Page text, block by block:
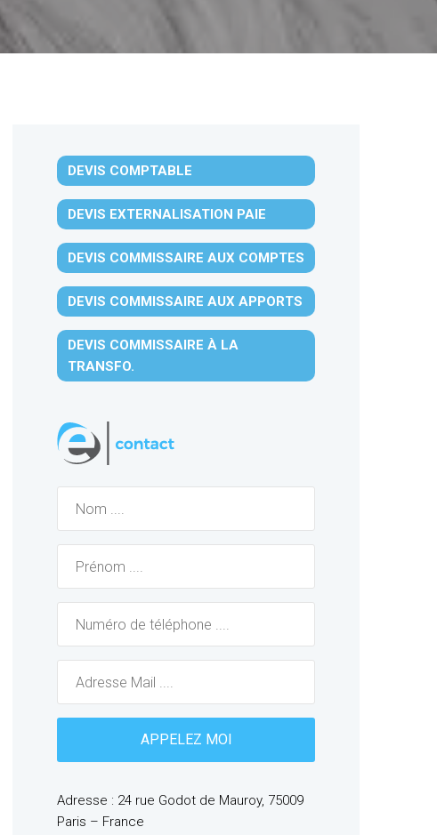
DEVIS COMPTABLE
DEVIS EXTERNALISATION PAIE
DEVIS COMMISSAIRE AUX COMPTES
DEVIS COMMISSAIRE AUX APPORTS
DEVIS COMMISSAIRE À LA
TRANSFO.
Adresse : 24 rue Godot de Mauroy, 75009
Paris – France